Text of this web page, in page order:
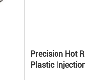
Precision Hot
Plastic